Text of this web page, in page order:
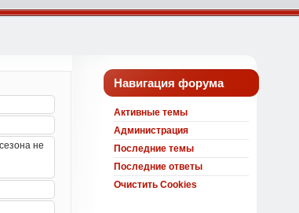
Навигация форума
Активные темы
Администрация
Последние темы
Последние ответы
Очистить Cookies